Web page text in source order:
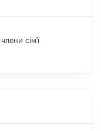
сім'ї